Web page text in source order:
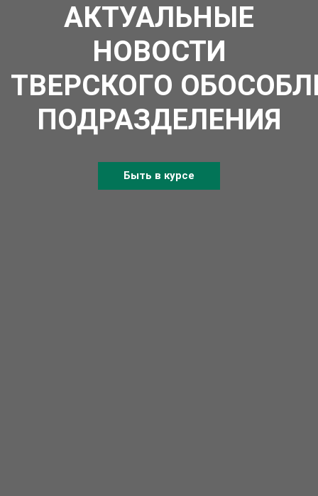
АКТУАЛЬНЫЕ
НОВОСТИ
ТВЕРСКОГО
ПОДРАЗДЕЛЕНИЯ
Быть в курсе